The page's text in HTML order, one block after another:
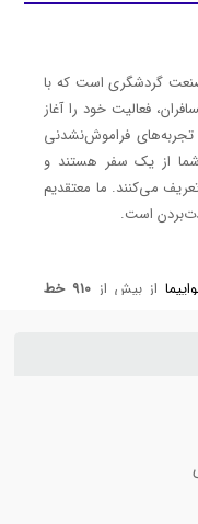
موج زمزم
موج زمزم
ضروری
زمزم
ویژه + تصاویر
گردشگری است که با
فعالیت خود را آغاز
تجربه‌های فراموش‌نشدنی
شما از یک سفر هستند و
می‌کنند. ما معتقدیم
است.
از بیش از
910 خط
را در اختیار شما
کنید.
را می‌دهد که از بین